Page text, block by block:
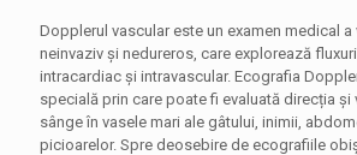
Dopplerul vascular este un examen medical a
neinvaziv și nedureros, care explorează
intracardiac și intravascular. Ecografia
specială prin care poate fi evaluată direcția și
sânge în vasele mari ale gâtului, inimii,
picioarelor. Spre deosebire de ecografiile